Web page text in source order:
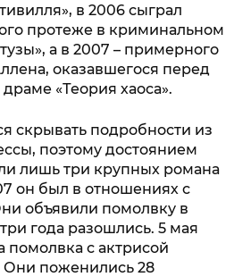
в 2006 сыграл
протеже в криминальном
а в 2007 – примерного
оказавшегося перед
«Теория хаоса».
скрывать подробности из
поэтому достоянием
лишь три крупных романа
он был в отношениях с
объявили помолвку в
года разошлись. 5 мая
помолвка с актрисой
Они поженились 28